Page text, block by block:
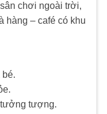
chơi ngoài trời,
hàng – café có khu
bé.
tưởng tượng.